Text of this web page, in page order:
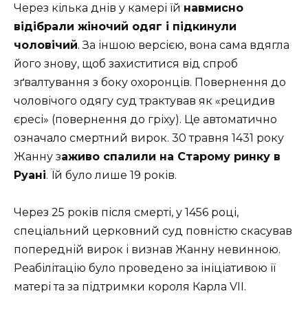
Через кілька днів у камері їй навмисно
відібрали жіночий одяг і підкинули
чоловічий. За іншою версією, вона сама вдягла
його знову, щоб захиститися від спроб
зґвалтування з боку охоронців. Повернення до
чоловічого одягу суд трактував як «рецидив
єресі» (повернення до гріху). Це автоматично
означало смертний вирок. 30 травня 1431 року
Жанну заживо спалили на Старому ринку в
Руані. Їй було лише 19 років.
Через 25 років після смерті, у 1456 році,
спеціальний церковний суд повністю скасував
попередній вирок і визнав Жанну невинною.
Реабілітацію було проведено за ініціативою її
матері та за підтримки короля Карла VII.